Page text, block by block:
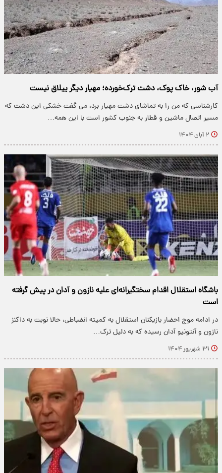
آب شور، خاک پوک، دشت ترک‌خورده؛ مهیار دیگر ییلاق نیست
کارشناسی که من را به تماشای دشت مهیار برد، می گفت خشکی این دشت که
مسیر اتصال ماشین و قطار به جنوب کشور است با این همه…
۲ آبان ۱۴۰۴
باشگاه استقلال اقدام سختگیرانه‌ای علیه نازون و آدان در پیش گرفته
است
در ادامه موج احضار بازیکنان استقلال به کمیته انضباطی، حالا نوبت به داکنز
نازون و آنتونیو آدان رسیده که به دلیل ترک…
۳۱ شهریور ۱۴۰۴